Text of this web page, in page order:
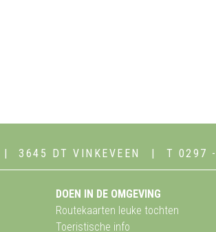
3645 DT VINKEVEEN T 0297
DOEN IN DE OMGEVING
Routekaarten leuke tochten
Toeristische info